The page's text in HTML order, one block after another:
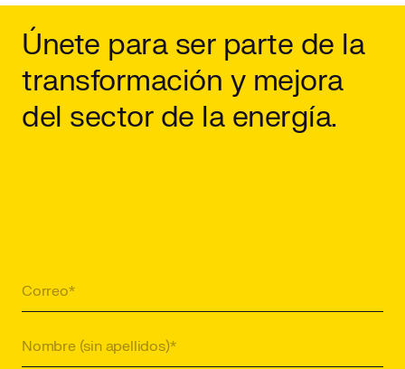
Únete para ser parte de la
transformación y mejora
del sector de la energía.